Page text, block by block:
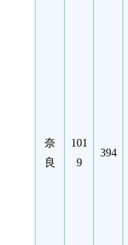
奈
良
101
9
394